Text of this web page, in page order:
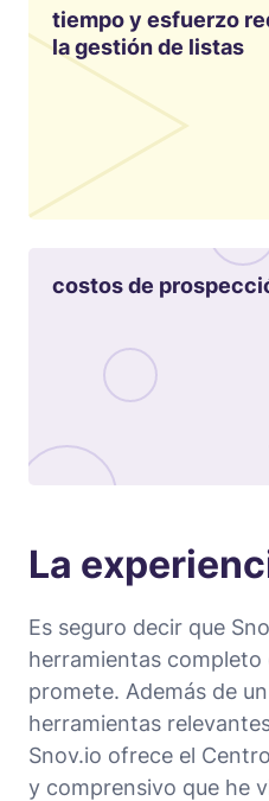
tiempo y esfuerzo
la gestión de listas
costos de
La
Es seguro decir que
herramientas completo
promete. Además de
herramientas
Snov.io ofrece el
y comprensivo que he